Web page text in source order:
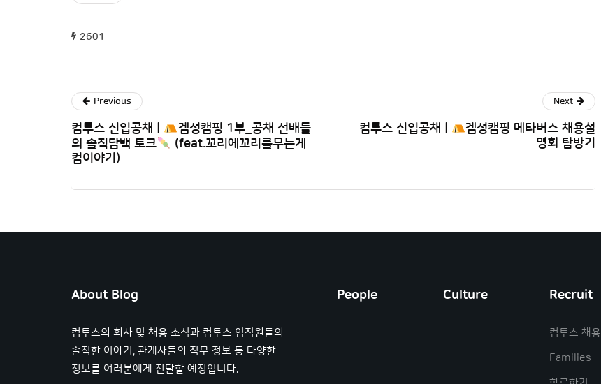
2601
Previous
컴투스 신입공채 |
겜성캠핑 1부_공채 선배들
의 솔직담백 토크
(feat.꼬리에꼬리를무는게
컴이야기)
Next
컴투스 신입공채 |
겜성캠핑 메타버스 채용설
명회 탐방기
About Blog
컴투스의 회사 및 채용 소식과 컴투스 임직원들의
솔직한 이야기, 관계사들의 직무 정보 등 다양한
정보를 여러분에게 전달할 예정입니다.
People Culture Recruit
컴투스 채용
Families